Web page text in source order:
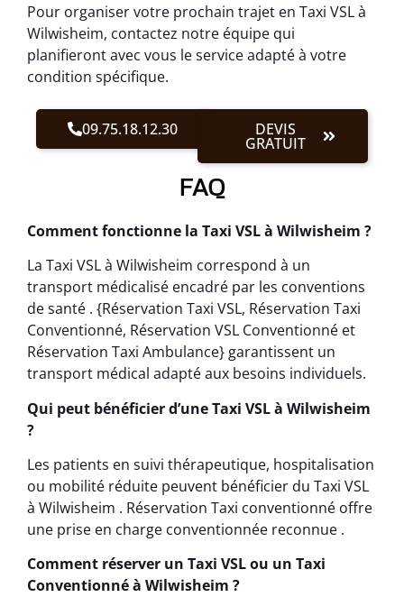
Pour organiser votre prochain trajet en Taxi VSL à
Wilwisheim, contactez notre équipe qui
planifieront avec vous le service adapté à votre
condition spécifique.
09.75.18.12.30 DEVIS
GRATUIT
FAQ
Comment fonctionne la Taxi VSL à Wilwisheim ?
La Taxi VSL à Wilwisheim correspond à un
transport médicalisé encadré par les conventions
de santé . {Réservation Taxi VSL, Réservation Taxi
Conventionné, Réservation VSL Conventionné et
Réservation Taxi Ambulance} garantissent un
transport médical adapté aux besoins individuels.
Qui peut bénéficier d’une Taxi VSL à Wilwisheim
?
Les patients en suivi thérapeutique, hospitalisation
ou mobilité réduite peuvent bénéficier du Taxi VSL
à Wilwisheim . Réservation Taxi conventionné offre
une prise en charge conventionnée reconnue .
Comment réserver un Taxi VSL ou un Taxi
Conventionné à Wilwisheim ?